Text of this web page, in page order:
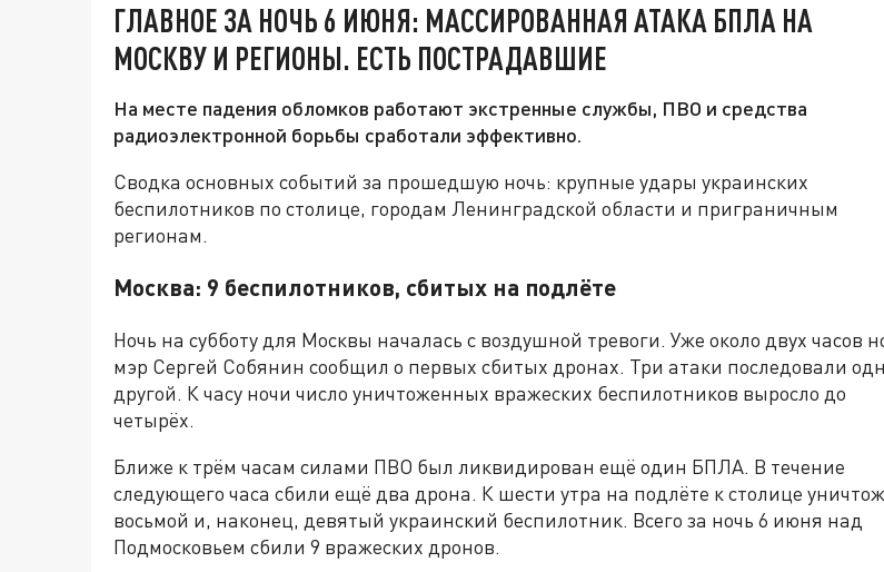
ГЛАВНОЕ ЗА НОЧЬ 6 ИЮНЯ: МАССИРОВАННАЯ АТАКА БПЛА НА
МОСКВУ И РЕГИОНЫ. ЕСТЬ ПОСТРАДАВШИЕ
На месте падения обломков работают экстренные службы, ПВО и средства
радиоэлектронной борьбы сработали эффективно.
Сводка основных событий за прошедшую ночь: крупные удары украинских
беспилотников по столице, городам Ленинградской области и приграничным
регионам.
Москва: 9 беспилотников, сбитых на подлёте
Ночь на субботу для Москвы началась с воздушной тревоги. Уже около двух часов
мэр Сергей Собянин сообщил о первых сбитых дронах. Три атаки последовали
другой. К часу ночи число уничтоженных вражеских беспилотников выросло до
четырёх.
Ближе к трём часам силами ПВО был ликвидирован ещё один БПЛА. В течение
следующего часа сбили ещё два дрона. К шести утра на подлёте к столице
восьмой и, наконец, девятый украинский беспилотник. Всего за ночь 6 июня над
Подмосковьем сбили 9 вражеских дронов.